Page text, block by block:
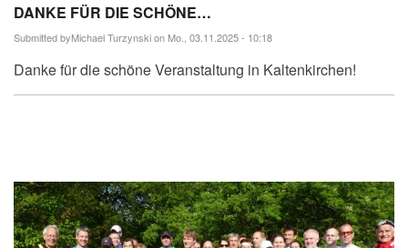
DANKE FÜR DIE SCHÖNE…
Submitted byMichael Turzynskion Mo., 03.11.2025 - 10:18
Danke für die schöne Veranstaltung in Kaltenkirchen!